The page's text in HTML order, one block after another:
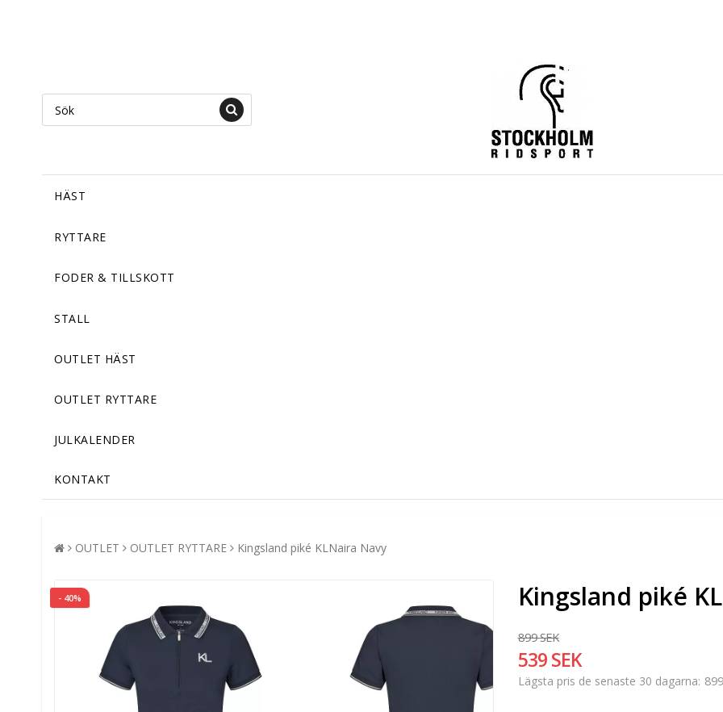
HÄST
RYTTARE
FODER & TILLSKOTT
STALL
OUTLET HÄST
OUTLET RYTTARE
JULKALENDER
KONTAKT
OUTLET OUTLET RYTTARE Kingsland piké KLNaira Navy
- 40% Kingsland piké
899 SEK
539 SEK
Lägsta pris de senaste 30 dagarna